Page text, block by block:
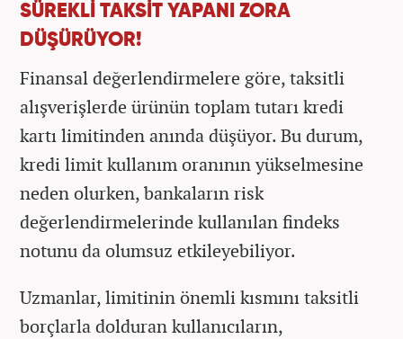
SÜREKLİ TAKSİT YAPANI ZORA
DÜŞÜRÜYOR!
Finansal değerlendirmelere göre, taksitli
alışverişlerde ürünün toplam tutarı kredi
kartı limitinden anında düşüyor. Bu durum,
kredi limit kullanım oranının yükselmesine
neden olurken, bankaların risk
değerlendirmelerinde kullanılan findeks
notunu da olumsuz etkileyebiliyor.
Uzmanlar, limitinin önemli kısmını taksitli
borçlarla dolduran kullanıcıların,